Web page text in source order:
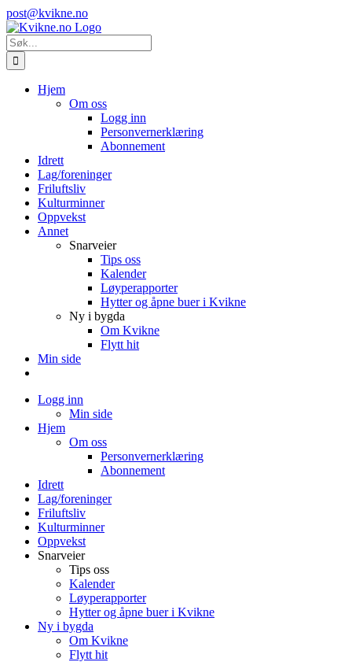
Skip
to
content
Instagram
E-
post
post@kvikne.no
Søk
etter:
Hjem
Om oss
Logg inn
Personvernerklæring
Abonnement
Idrett
Lag/foreninger
Friluftsliv
Kulturminner
Oppvekst
Annet
Snarveier
Tips oss
Kalender
Løyperapporter
Hytter og åpne buer i Kvikne
Ny i bygda
Om Kvikne
Flytt hit
Min side
Logg inn
Min side
Hjem
Om oss
Personvernerklæring
Abonnement
Idrett
Lag/foreninger
Friluftsliv
Kulturminner
Oppvekst
Snarveier
Tips oss
Kalender
Løyperapporter
Hytter og åpne buer i Kvikne
Ny i bygda
Om Kvikne
Flytt hit